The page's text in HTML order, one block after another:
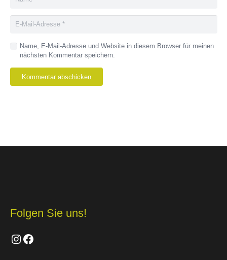
Name, E-Mail-Adresse und Website in diesem Browser für meinen
nächsten Kommentar speichern.
Kommentar abschicken
Folgen Sie uns!
Instagram
Facebook